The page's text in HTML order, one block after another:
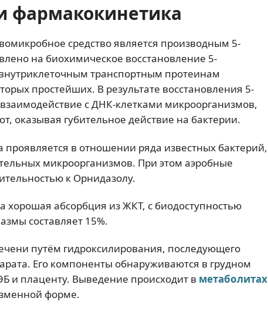
фармакокинетика
средство является производным 5-
на биохимическое восстановление 5-
транспортным протеинам
простейших. В результате восстановления 5-
с ДНК-клетками микроорганизмов,
оказывая губительное действие на бактерии.
проявляется в отношении ряда известных бактерий,
микроорганизмов. При этом аэробные
к Орнидазолу.
хорошая абсорбция из ЖКТ, с биодоступностью
составляет 15%.
путём гидроксилирования, последующего
Его компоненты обнаруживаются в грудном
и плаценту. Выведение происходит в метаболитах
форме.